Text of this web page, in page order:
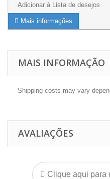
Adicionar à Lista de desejos
Mais informações
MAIS INFORMAÇÃO
Shipping costs may vary
AVALIAÇÕES
Clique aqui para